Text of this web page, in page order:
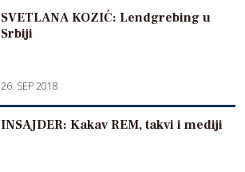
SVETLANA KOZIĆ: Lendgrebing u
Srbiji
26. SEP 2018
INSAJDER: Kakav REM, takvi i mediji